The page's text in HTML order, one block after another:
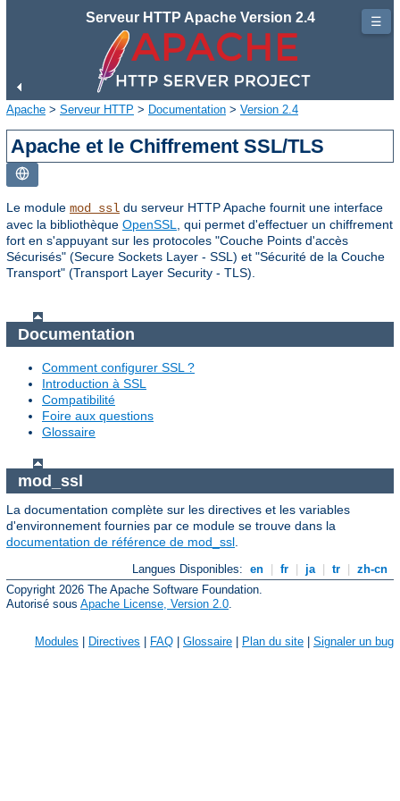
Serveur HTTP Apache Version 2.4
Apache > Serveur HTTP > Documentation > Version 2.4
Apache et le Chiffrement SSL/TLS
Le module mod_ssl du serveur HTTP Apache fournit une interface
avec la bibliothèque OpenSSL
, qui permet d'effectuer un chiffrement
fort en s'appuyant sur les protocoles "Couche Points d'accès
Sécurisés" (Secure Sockets Layer - SSL) et "Sécurité de la Couche
Transport" (Transport Layer Security - TLS).
Documentation
Comment configurer SSL ?
Introduction à SSL
Compatibilité
Foire aux questions
Glossaire
mod_ssl
La documentation complète sur les directives et les variables
d'environnement fournies par ce module se trouve dans la
documentation de référence de mod_ssl.
Langues Disponibles: en fr ja tr
zh-cn
Copyright 2026 The Apache Software Foundation.
Autorisé sous Apache License, Version 2.0
Modules | Directives | FAQ | Glossaire | Plan du site | Signaler un bug
☰